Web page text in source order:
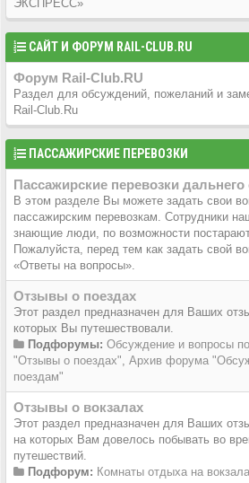
ЭКСПРЕСС»
САЙТ И ФОРУМ RAIL-CLUB.RU
Форум Rail-Club.RU
Раздел для обсуждений, пожеланий и
Rail-Club.Ru
ПАССАЖИРСКИЕ ПЕРЕВОЗКИ
Пассажирские перевозки
В этом разделе Вы можете задать свои
пассажирским перевозкам. Сотрудники
знающие люди, по возможности
Пожалуйста, перед тем как задать свой
«Ответы на вопросы».
Отзывы о поездах
Этот раздел предназначен для Ваших
которых Вы путешествовали.
Подфорумы: Обсуждение и вопросы
"Отзывы о поездах" Архив форума
поездам"
Отзывы о вокзалах
Этот раздел предназначен для Ваших
на которых Вам довелось побывать во
путешествий.
Подфорум: Комнаты отдыха на